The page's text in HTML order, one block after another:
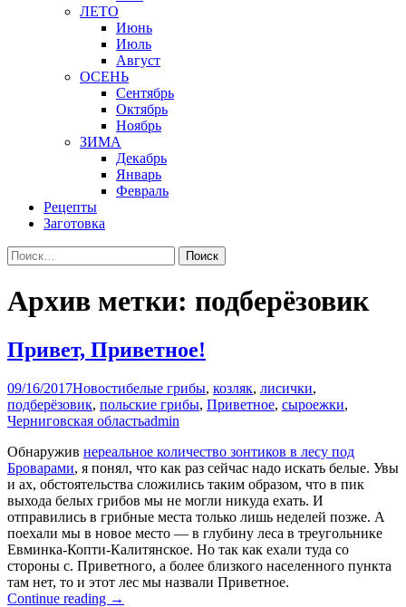
ЛЕТО
Июнь
Июль
Август
ОСЕНЬ
Сентябрь
Октябрь
Ноябрь
ЗИМА
Декабрь
Январь
Февраль
Рецепты
Заготовка
Найти:
Архив метки: подберёзовик
Привет, Приветное!
09/16/2017Новостибелые грибы, козляк, лисички,
подберёзовик, польские грибы, Приветное, сыроежки,
Черниговская областьadmin
Обнаружив нереальное количество зонтиков в лесу под
Броварами, я понял, что как раз сейчас надо искать белые. Увы
и ах, обстоятельства сложились таким образом, что в пик
выхода белых грибов мы не могли никуда ехать. И
отправились в грибные места только лишь неделей позже. А
поехали мы в новое место — в глубину леса в треугольнике
Евминка-Копти-Калитянское. Но так как ехали туда со
стороны с. Приветного, а более близкого населенного пункта
там нет, то и этот лес мы назвали Приветное.
Continue reading →